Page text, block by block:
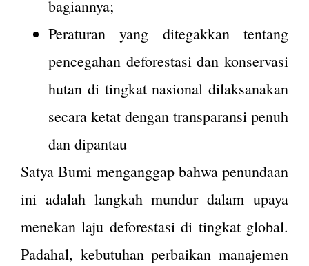
bagiannya;
Peraturan yang ditegakkan tentang
pencegahan deforestasi dan konservasi
hutan di tingkat nasional dilaksanakan
secara ketat dengan transparansi penuh
dan dipantau
Satya Bumi menganggap bahwa penundaan
ini adalah langkah mundur dalam upaya
menekan laju deforestasi di tingkat global.
Padahal, kebutuhan perbaikan manajemen